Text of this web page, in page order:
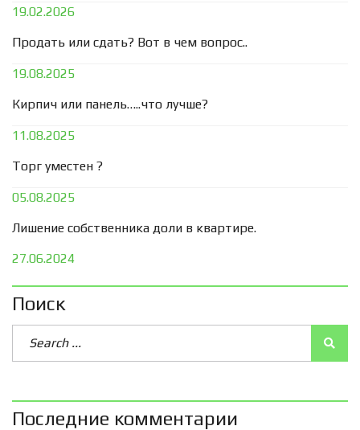
19.02.2026
Продать или сдать? Вот в чем вопрос..
19.08.2025
Кирпич или панель…..что лучше?
11.08.2025
Торг уместен ?
05.08.2025
Лишение собственника доли в квартире.
27.06.2024
Поиск
Последние комментарии